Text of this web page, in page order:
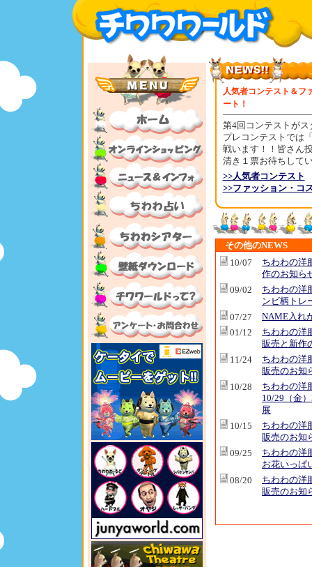
人気者コンテスト＆フ
ート！
第4回コンテストが
プレコンテストでは
戦います！！皆さん
清き１票お待ちして
>>人気者コンテスト
>>ファッション・コ
その他のNEWS
10/07
ちわわの洋
作のお知ら
09/02
ちわわの洋
ンビ柄トレ
07/27
NAME入れ
01/12
ちわわの洋
販売と新作
11/24
ちわわの洋
販売のお知
10/28
ちわわの
10/29（金
展
10/15
ちわわの洋
販売のお知
09/25
ちわわの
お花いっぱ
08/20
ちわわの洋
販売のお知